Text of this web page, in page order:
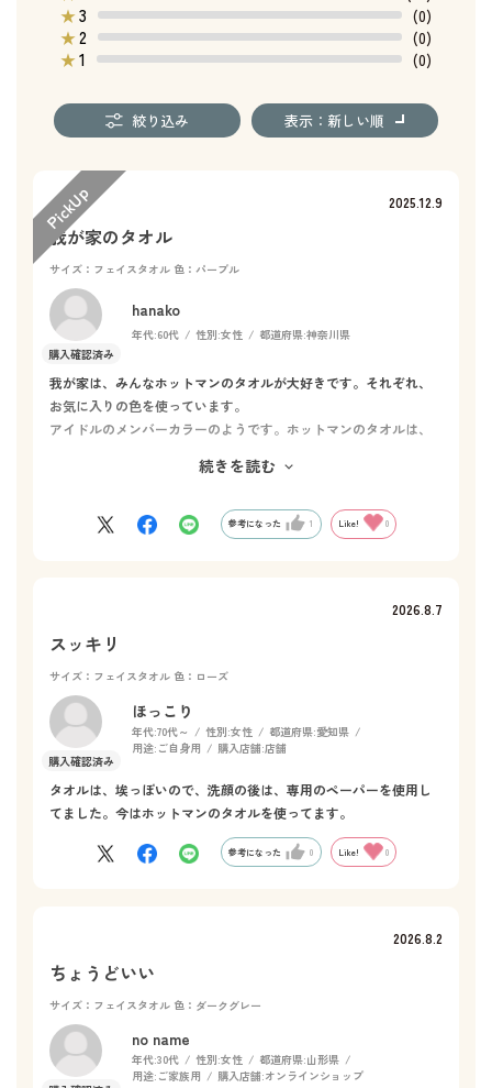
★3
(0)
★2
(0)
★1 (0)
絞り込み 表示：新しい順
2025.12.9
我が家のタオル
サイズ：フェイスタオル 色：パープル
hanako
年代:60代 性別:女性 都道府県:神奈川県
我が家は、みんなホットマンのタオルが大好きです。それぞれ、
お気に入りの色を使っています。
アイドルのメンバーカラーのようです。ホットマンのタオルは、
も良いので、普段使いにも特別感があり特にお返しにぴったりだ
続きを読む
参考になった 1 Like! 0
2026.8.7
スッキリ
サイズ：フェイスタオル 色：ローズ
ほっこり
年代:70代～ 性別:女性 都道府県:愛知県
用途: ご自身用 購入店舗:店舗
タオルは、埃っぽいので、洗顔の後は、専用のペーパーを使用し
てました。今はホットマンのタオルを使ってます。
参考になった 0 Like! 0
2026.8.2
ちょうどいい
サイズ：フェイスタオル 色：ダークグレー
no name
年代:30代 性別:女性 都道府県:山形県
用途: ご家族用 購入店舗:オンラインショップ